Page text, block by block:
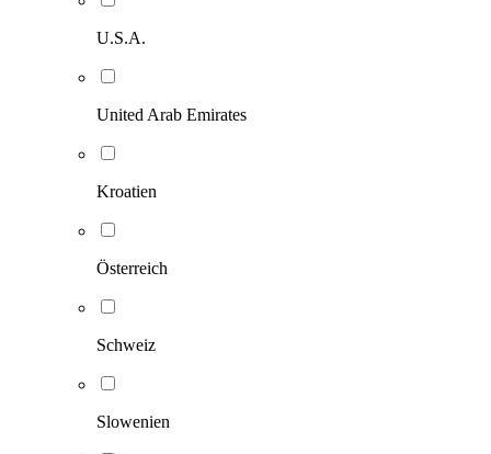
U.S.A.
United Arab Emirates
Kroatien
Österreich
Schweiz
Slowenien